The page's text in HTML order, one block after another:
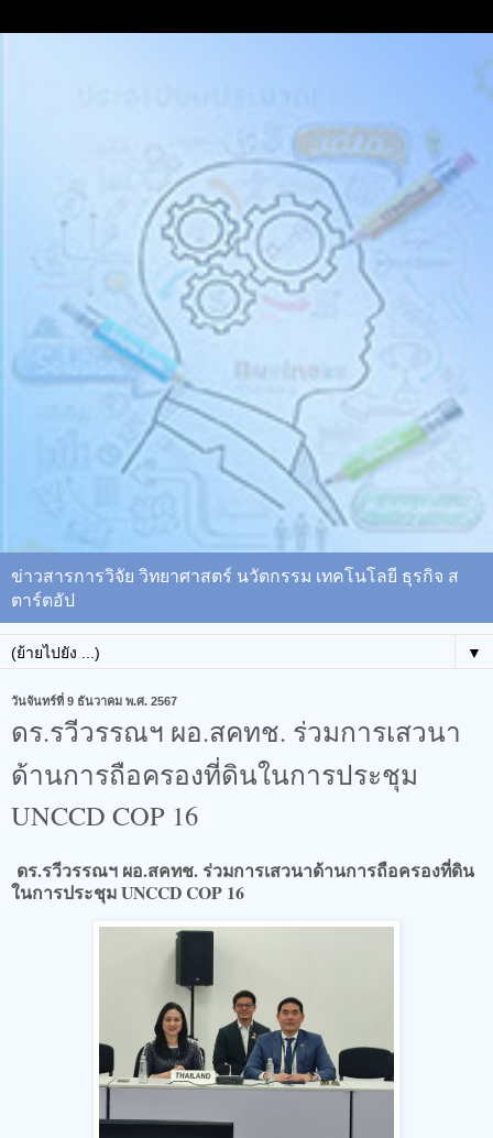
ข่าวสารการวิจัย วิทยาศาสตร์ นวัตกรรม เทคโนโลยี ธุรกิจ ส
ตาร์ตอัป
▼
วันจันทร์ที่ 9 ธันวาคม พ.ศ. 2567
ดร.รวีวรรณฯ ผอ.สคทช. ร่วมการเสวนา
ด้านการถือครองที่ดินในการประชุม
UNCCD COP 16
ดร.รวีวรรณฯ ผอ.สคทช. ร่วมการเสวนาด้านการถือครองที่ดิน
ในการประชุม UNCCD COP 16